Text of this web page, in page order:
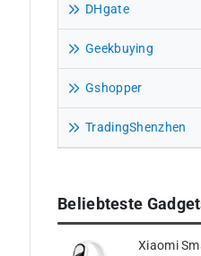
DHgate
Geekbuying
Gshopper
TradingShenzhen
Beliebteste
Xiaomi